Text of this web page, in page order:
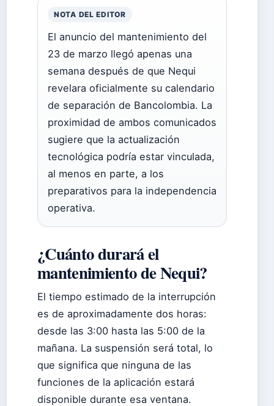
NOTA DEL EDITOR
El anuncio del mantenimiento del
23 de marzo llegó apenas una
semana después de que Nequi
revelara oficialmente su calendario
de separación de Bancolombia. La
proximidad de ambos comunicados
sugiere que la actualización
tecnológica podría estar vinculada,
al menos en parte, a los
preparativos para la independencia
operativa.
¿Cuánto durará el
mantenimiento de Nequi?
El tiempo estimado de la interrupción
es de aproximadamente dos horas:
desde las 3:00 hasta las 5:00 de la
mañana. La suspensión será total, lo
que significa que ninguna de las
funciones de la aplicación estará
disponible durante esa ventana.